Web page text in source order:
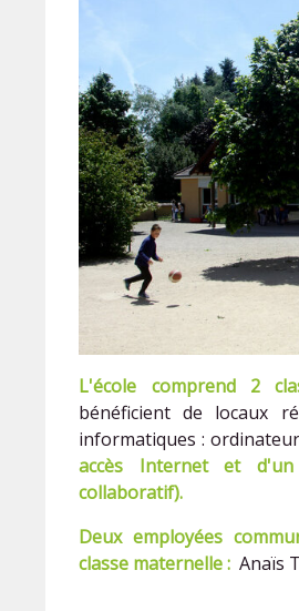
L'école comprend 2
bénéficient de locaux
informatiques :
accès Internet et
collaboratif).
Deux employées
classe maternelle : Anaïs